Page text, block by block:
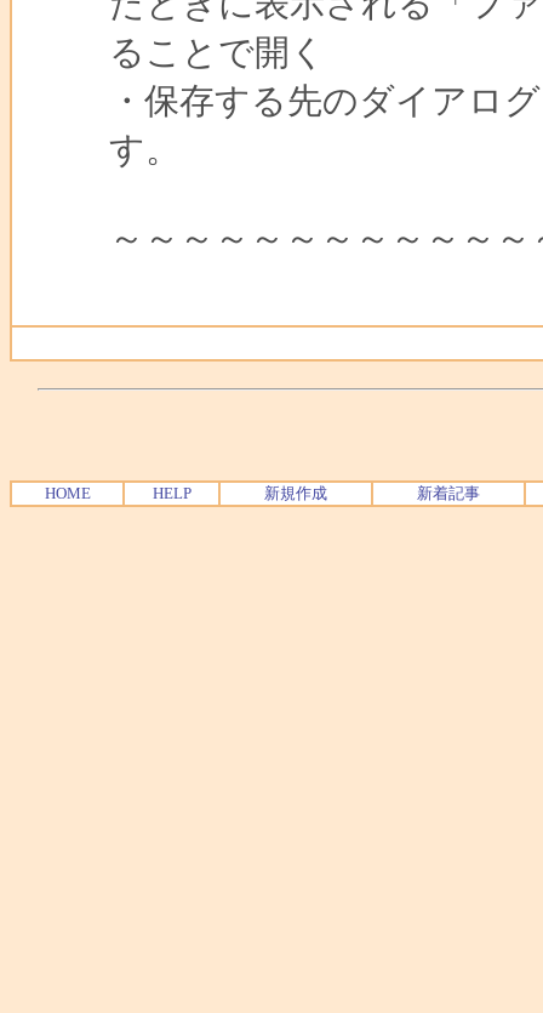
ることで開く
・保存する先のダイアロ
す。
～～～～～～～～～～～
HOME HELP 新規作成 新着記事